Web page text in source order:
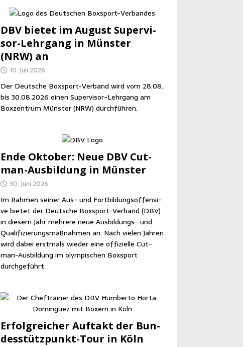
DBV bie­tet im August Super­vi­
sor-Lehr­gang in Müns­ter
(NRW) an
10. Juli 2026
Der Deut­sche Box­sport-Ver­band wird vom 28.08.
bis 30.08.2026 einen Super­vi­sor-Lehr­gang am
Box­zen­trum Müns­ter (NRW) durchführen.
Ende Okto­ber: Neue DBV Cut­
man-Aus­bil­dung in Münster
30. Juni 2026
Im Rah­men sei­ner Aus- und Fort­bil­dungs­of­fen­si­
ve bie­tet der Deut­sche Box­sport-Ver­band (DBV)
in die­sem Jahr meh­re­re neue Aus­bil­dungs- und
Qua­li­fi­zie­rungs­maß­nah­men an. Nach vie­len Jah­ren
wird dabei erst­mals wie­der eine offi­zi­el­le Cut­
man-Aus­bil­dung im olym­pi­schen Box­sport
durchgeführt.
Erfolg­rei­cher Auf­takt der Bun­
des­stütz­punkt-Tour in Köln